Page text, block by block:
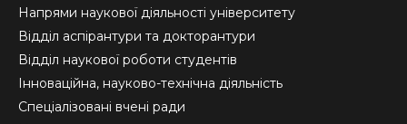
Напрями наукової діяльності університету
Відділ аспірантури та докторантури
Відділ наукової роботи студентів
Інноваційна, науково-технічна діяльність
Спеціалізовані вчені ради